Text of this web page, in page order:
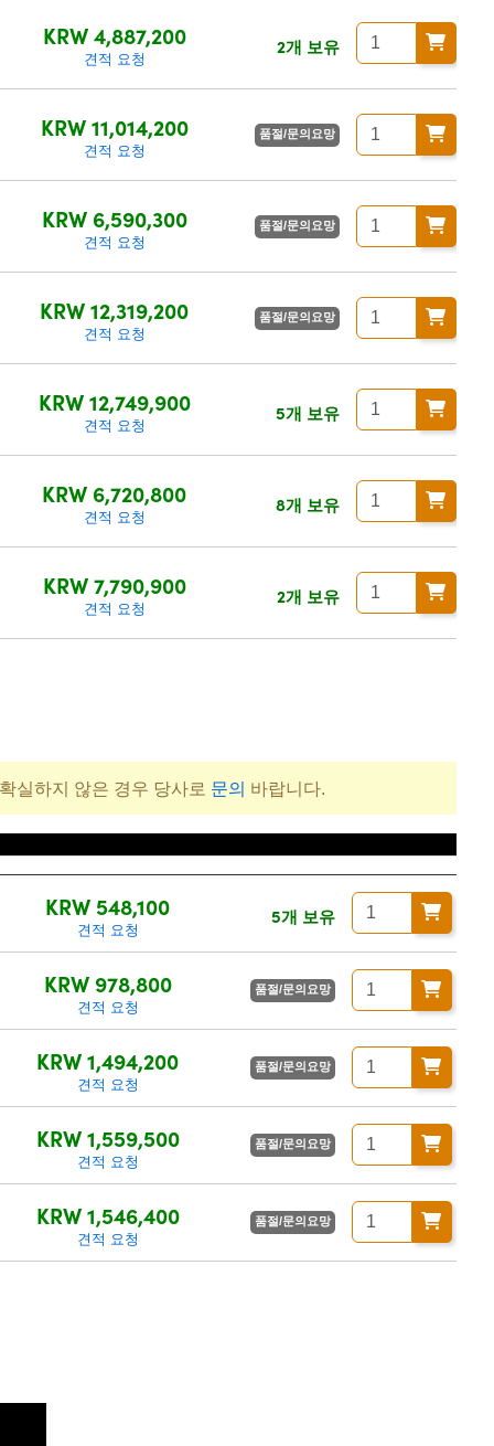
KRW 4,887,200
견적 요청
2개 보유
KRW 11,014,200
견적 요청
품절/문의요망
KRW 6,590,300
견적 요청
품절/문의요망
KRW 12,319,200
견적 요청
품절/문의요망
KRW 12,749,900
견적 요청
5개 보유
KRW 6,720,800
견적 요청
8개 보유
KRW 7,790,900
견적 요청
2개 보유
실하지 않은 경우 당사로 문의 바랍니다.
KRW 548,100
견적 요청
5개 보유
KRW 978,800
견적 요청
품절/문의요망
KRW 1,494,200
견적 요청
품절/문의요망
KRW 1,559,500
견적 요청
품절/문의요망
KRW 1,546,400
견적 요청
품절/문의요망